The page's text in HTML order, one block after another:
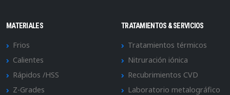
MATERIALES
Frios
Calientes
Rápidos /HSS
Z-Grades
TRATAMIENTOS & SERVICIOS
Tratamientos térmicos
Nitruración iónica
Recubrimientos CVD
Laboratorio metalográfico